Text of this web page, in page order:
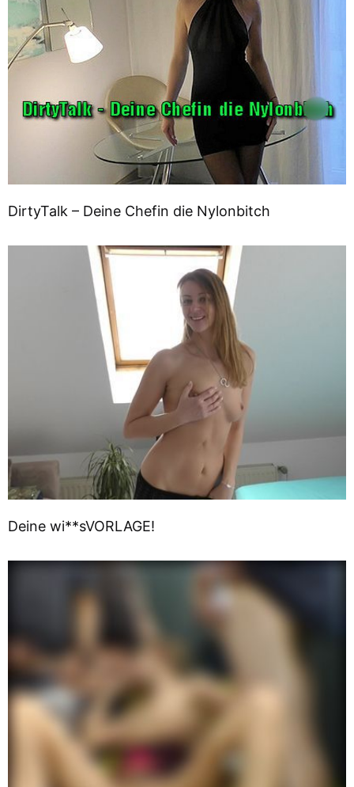
DirtyTalk – Deine Chefin die Nylonbitch
Deine wi**sVORLAGE!